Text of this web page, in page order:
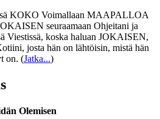
KOKO Voimallaan MAAPALLOA
seuraamaan Ohjeitani ja
Viestissä, koska haluan JOKAISEN,
josta hän on lähtöisin, mistä hän
on. (Jatka...)
Olemisen